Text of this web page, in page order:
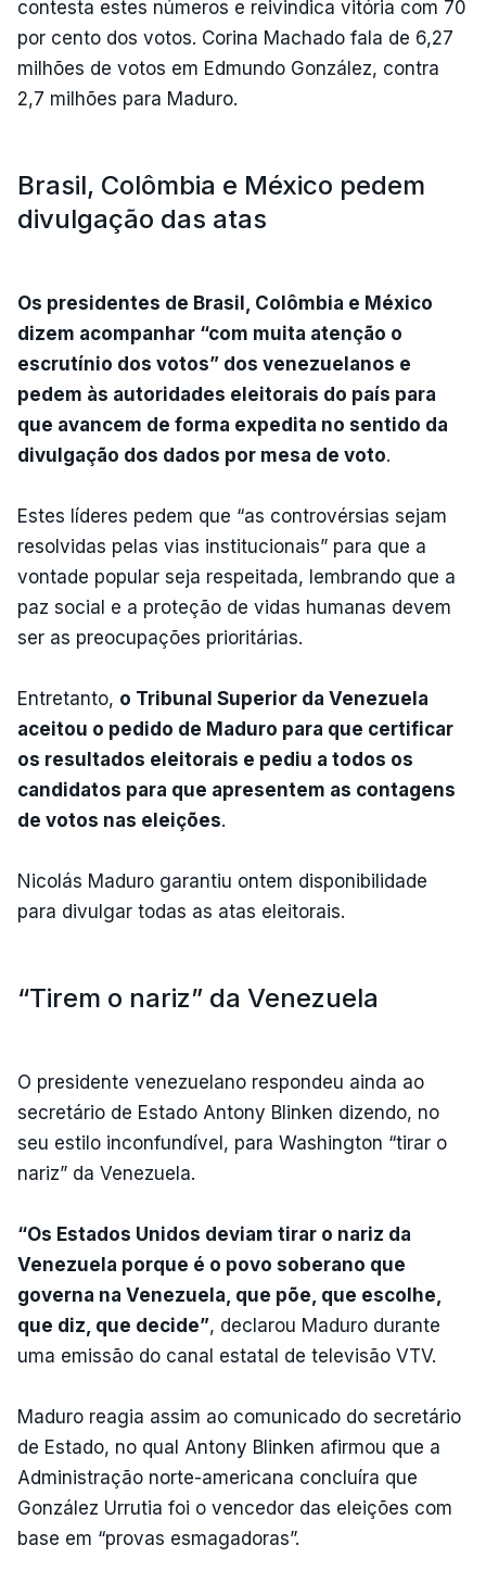
contesta estes números e reivindica vitória com 70
por cento dos votos. Corina Machado fala de 6,27
milhões de votos em Edmundo González, contra
2,7 milhões para Maduro.
Brasil, Colômbia e México pedem
divulgação das atas
Os presidentes de Brasil, Colômbia e México
dizem acompanhar “com muita atenção o
escrutínio dos votos” dos venezuelanos e
pedem às autoridades eleitorais do país para
que avancem de forma expedita no sentido da
divulgação dos dados por mesa de voto.
Estes líderes pedem que “as controvérsias sejam
resolvidas pelas vias institucionais” para que a
vontade popular seja respeitada, lembrando que a
paz social e a proteção de vidas humanas devem
ser as preocupações prioritárias.
Entretanto, o Tribunal Superior da Venezuela
aceitou o pedido de Maduro para que certificar
os resultados eleitorais e pediu a todos os
candidatos para que apresentem as contagens
de votos nas eleições.
Nicolás Maduro garantiu ontem disponibilidade
para divulgar todas as atas eleitorais.
“Tirem o nariz” da Venezuela
O presidente venezuelano respondeu ainda ao
secretário de Estado Antony Blinken dizendo, no
seu estilo inconfundível, para Washington “tirar o
nariz” da Venezuela.
“Os Estados Unidos deviam tirar o nariz da
Venezuela porque é o povo soberano que
governa na Venezuela, que põe, que escolhe,
que diz, que decide”, declarou Maduro durante
uma emissão do canal estatal de televisão VTV.
Maduro reagia assim ao comunicado do secretário
de Estado, no qual Antony Blinken afirmou que a
Administração norte-americana concluíra que
González Urrutia foi o vencedor das eleições com
base em “provas esmagadoras”.